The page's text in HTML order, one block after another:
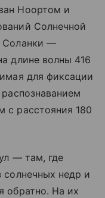
Ноортом и
Солнечной
Соланки —
длине волны 416
для фиксации
расстояния 180
— там, где
солнечных недр и
обратно. На их